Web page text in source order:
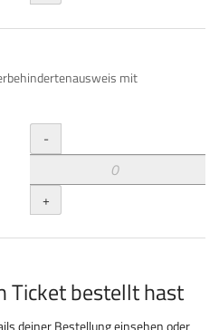
mit
Menge
-
+
Ticket bestellt hast